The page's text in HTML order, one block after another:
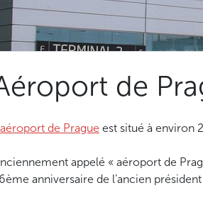
de
de Prague est situé à environ
appelé « aéroport de
anniversaire de l’ancien